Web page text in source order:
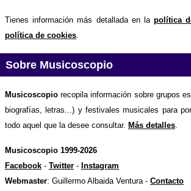
Tienes información más detallada en lapolítica
política de cookies
Sobre Musicoscopio
Musicoscopio recopila información sobre grupos
biografías, letras...) y festivales musicales para
todo aquel que la desee consultar. Más detalles.
Musicoscopio 1999-2026
Facebook - Twitter - Instagram
Webmaster: Guillermo Albaida Ventura - Contacto